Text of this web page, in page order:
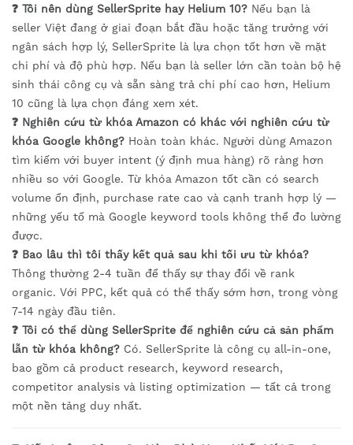
❓ Tôi nên dùng SellerSprite hay Helium 10? Nếu bạn là
seller Việt đang ở giai đoạn bắt đầu hoặc tăng trưởng với
ngân sách hợp lý, SellerSprite là lựa chọn tốt hơn về mặt
chi phí và độ phù hợp. Nếu bạn là seller lớn cần toàn bộ hệ
sinh thái công cụ và sẵn sàng trả chi phí cao hơn, Helium
10 cũng là lựa chọn đáng xem xét.
❓ Nghiên cứu từ khóa Amazon có khác với nghiên cứu từ
khóa Google không? Hoàn toàn khác. Người dùng Amazon
tìm kiếm với buyer intent (ý định mua hàng) rõ ràng hơn
nhiều so với Google. Từ khóa Amazon tốt cần có search
volume ổn định, purchase rate cao và cạnh tranh hợp lý —
những yếu tố mà Google keyword tools không thể đo lường
được.
❓ Bao lâu thì tôi thấy kết quả sau khi tối ưu từ khóa?
Thông thường 2-4 tuần để thấy sự thay đổi về rank
organic. Với PPC, kết quả có thể thấy sớm hơn, trong vòng
7-14 ngày đầu tiên.
❓ Tôi có thể dùng SellerSprite để nghiên cứu cả sản phẩm
lẫn từ khóa không? Có. SellerSprite là công cụ all-in-one,
bao gồm cả product research, keyword research,
competitor analysis và listing optimization — tất cả trong
một nền tảng duy nhất.